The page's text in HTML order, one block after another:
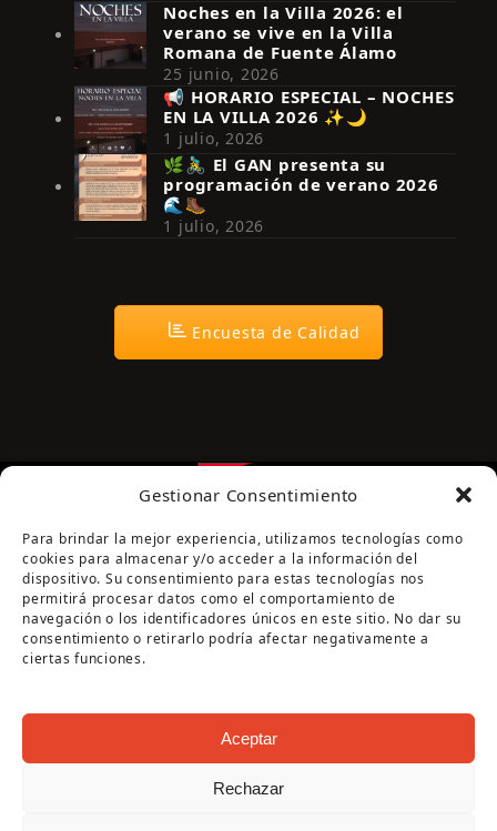
Gestionar Consentimiento
Para brindar la mejor experiencia, utilizamos tecnologías como
cookies para almacenar y/o acceder a la información del
dispositivo. Su consentimiento para estas tecnologías nos
permitirá procesar datos como el comportamiento de
navegación o los identificadores únicos en este sitio. No dar su
consentimiento o retirarlo podría afectar negativamente a
ciertas funciones.
Aceptar
Rechazar
Síguenos en Instagram
Noches en la Villa 2026: el
verano se vive en la Villa
Romana de Fuente Álamo
25 junio, 2026
📢 HORARIO ESPECIAL – NOCHES
EN LA VILLA 2026 ✨🌙
1 julio, 2026
🌿🚴‍♂️ El GAN presenta su
programación de verano 2026
🌊🥾
1 julio, 2026
Encuesta de Calidad
Página cofinanciada por la Diputación de Córdoba